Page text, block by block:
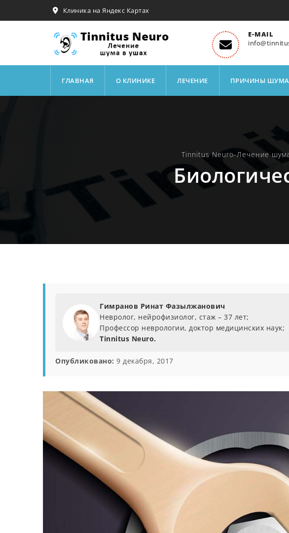
Клиника на Яндекс Картах
E-MAIL
ГЛАВНАЯ О КЛИНИКЕ ЛЕЧЕНИЕ ПРИЧИНЫ ШУМА
Tinnitus Neuro-Лечение
Гимранов Ринат Фазылжанович
Невролог, нейрофизиолог, стаж – 37 лет;
Профессор неврологии, доктор медицинских наук;
Tinnitus Neuro.
Опубликовано: 9 декабря, 2017